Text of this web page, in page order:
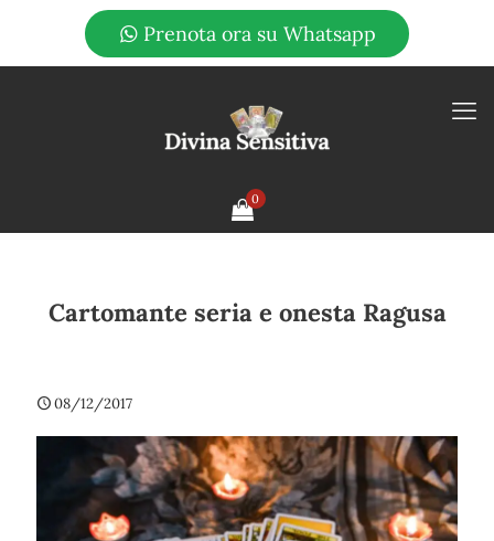
Prenota ora su Whatsapp
0
Cartomante seria e onesta Ragusa
08/12/2017